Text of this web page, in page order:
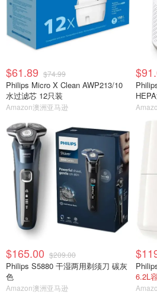
$61.89 $74.99
Philips Micro X Clean AWP213/10
水过滤芯 12只装
Amazon澳洲亚马逊
$165.00 $209.00
Philips S5880 干湿两用剃须刀 碳灰
色
Amazon澳洲亚马逊
6.2L